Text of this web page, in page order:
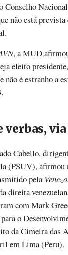
Conselho
não está prevista
, a MUD
eleito
não é estranho a
verbas, via
Cabello,
(PSUV), afirmou
pela
direita
com Mark
o
da Cimeira das
em Lima (Peru).